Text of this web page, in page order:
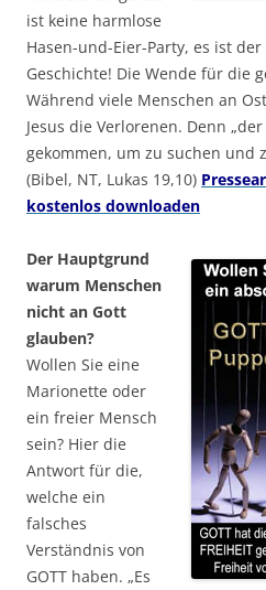
ist keine harmlose
Hasen-und-Eier-Party, es ist
Geschichte! Die Wende für die
Während viele Menschen an
Jesus die Verlorenen. Denn
gekommen, um zu suchen und
(Bibel, NT, Lukas 19,10)
kostenlos downloaden
Der Hauptgrund
warum Menschen
nicht an Gott
glauben?
Wollen Sie eine
Marionette oder
ein freier Mensch
sein? Hier die
Antwort für die,
welche ein
falsches
Verständnis von
GOTT haben. „Es